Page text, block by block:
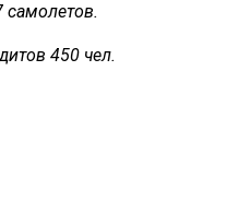
самолетов.
450 чел.